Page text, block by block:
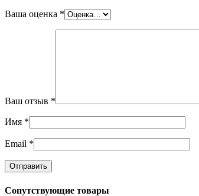
Ваша оценка *
Ваш отзыв *
Имя *
Email *
Сопутствующие товары